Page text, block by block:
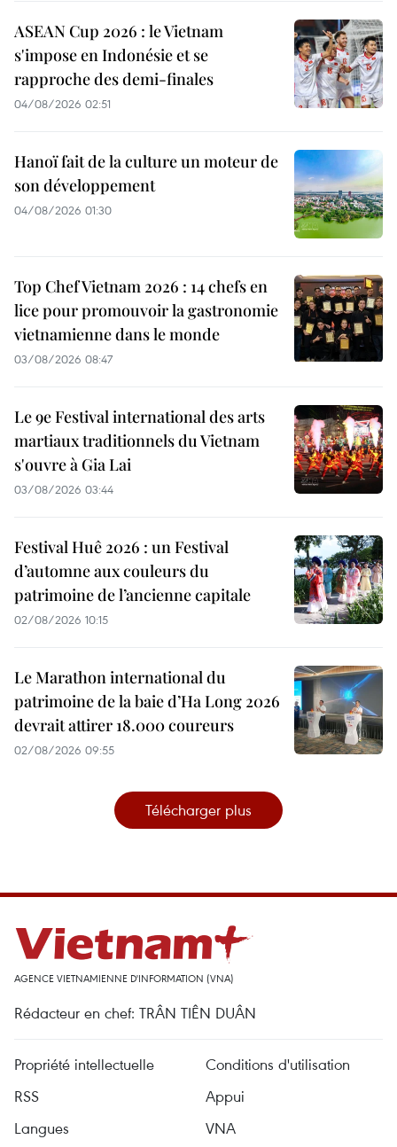
ASEAN Cup 2026 : le Vietnam
s'impose en Indonésie et se
rapproche des demi-finales
04/08/2026 02:51
Hanoï fait de la culture un moteur de
son développement
04/08/2026 01:30
Top Chef Vietnam 2026 : 14 chefs en
lice pour promouvoir la gastronomie
vietnamienne dans le monde
03/08/2026 08:47
Le 9e Festival international des arts
martiaux traditionnels du Vietnam
s'ouvre à Gia Lai
03/08/2026 03:44
Festival Huê 2026 : un Festival
d’automne aux couleurs du
patrimoine de l’ancienne capitale
02/08/2026 10:15
Le Marathon international du
patrimoine de la baie d’Ha Long 2026
devrait attirer 18.000 coureurs
02/08/2026 09:55
Télécharger plus
AGENCE VIETNAMIENNE D'INFORMATION (VNA)
Rédacteur en chef: TRÂN TIÊN DUÂN
Propriété intellectuelle
Conditions d'utilisation
RSS
Appui
Langues
VNA